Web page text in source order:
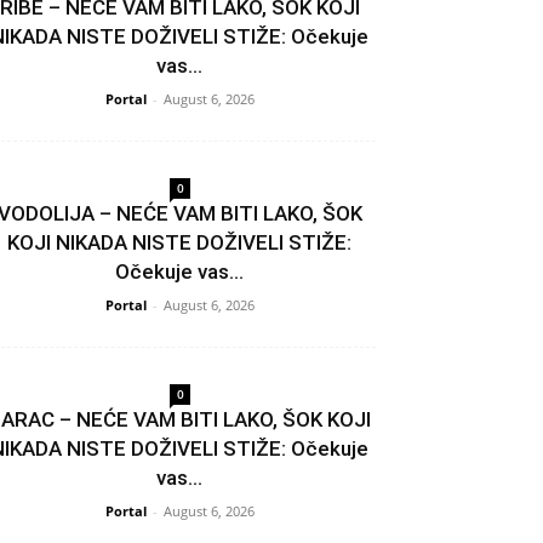
RIBE – NEĆE VAM BITI LAKO, ŠOK KOJI
NISTE DOŽIVELI STIŽE: Očekuje
vas...
Portal - August 6, 2026
0
– NEĆE VAM BITI LAKO, ŠOK
KOJI NIKADA NISTE DOŽIVELI STIŽE:
Očekuje vas...
Portal - August 6, 2026
0
– NEĆE VAM BITI LAKO, ŠOK KOJI
NISTE DOŽIVELI STIŽE: Očekuje
vas...
Portal - August 6, 2026